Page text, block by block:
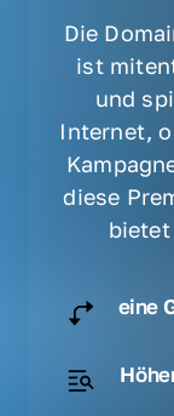
Die
ist
und
Internet,
diese
eine